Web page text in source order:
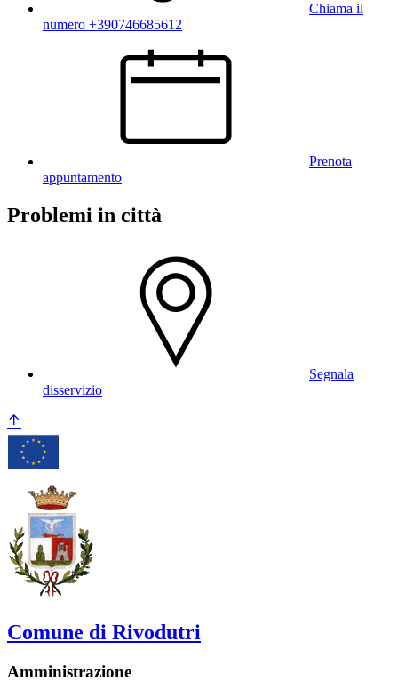
Chiama il
numero +390746685612
Prenota
appuntamento
Problemi in città
Segnala
disservizio
Comune di Rivodutri
Amministrazione